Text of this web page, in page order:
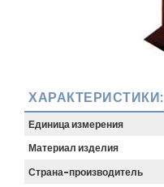
ХАРАКТЕРИСТИКИ:
Единица измерения
Материал изделия
Страна-производитель